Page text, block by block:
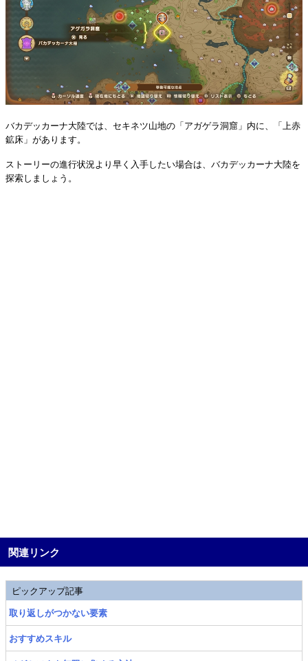
バカデッカーナ大陸では、セキネツ山地の「アガゲラ洞窟」内に、「上赤
鉱床」があります。
ストーリーの進行状況より早く入手したい場合は、バカデッカーナ大陸を
探索しましょう。
関連リンク
ピックアップ記事
取り返しがつかない要素
おすすめスキル